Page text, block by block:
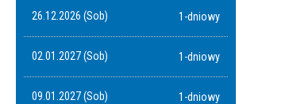
26.12.2026 (Sob) 1-dniowy
02.01.2027 (Sob) 1-dniowy
09.01.2027 (Sob) 1-dniowy